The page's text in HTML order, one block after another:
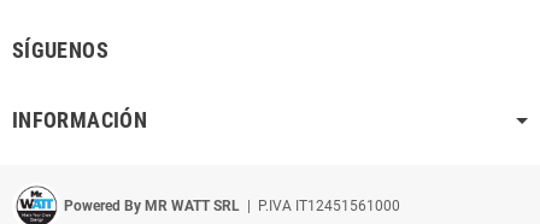
SÍGUENOS
INFORMACIÓN
Powered By MR WATT SRL | P.IVA IT12451561000